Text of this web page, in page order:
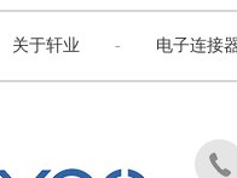
关于轩业 - 电子连接